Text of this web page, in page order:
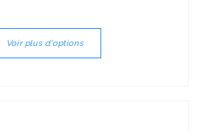
Voir plus d'options